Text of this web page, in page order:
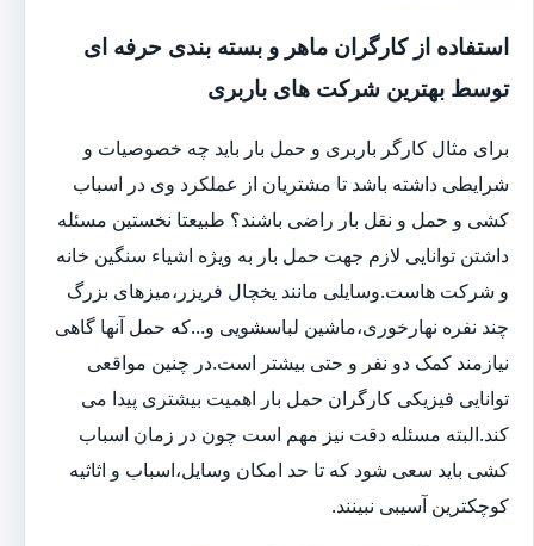
استفاده از کارگران ماهر و بسته بندی حرفه ای
توسط بهترین شرکت های باربری
برای مثال کارگر باربری و حمل بار باید چه خصوصیات و
شرایطی داشته باشد تا مشتریان از عملکرد وی در اسباب
کشی و حمل و نقل بار راضی باشند؟ طبیعتا نخستین مسئله
داشتن توانایی لازم جهت حمل بار به ویژه اشیاء سنگین خانه
و شرکت هاست.وسایلی مانند یخچال فریزر،میزهای بزرگ
چند نفره نهارخوری،ماشین لباسشویی و...که حمل آنها گاهی
نیازمند کمک دو نفر و حتی بیشتر است.در چنین مواقعی
توانایی فیزیکی کارگران حمل بار اهمیت بیشتری پیدا می
کند.البته مسئله دقت نیز مهم است چون در زمان اسباب
کشی باید سعی شود که تا حد امکان وسایل،اسباب و اثاثیه
کوچکترین آسیبی نبینند.